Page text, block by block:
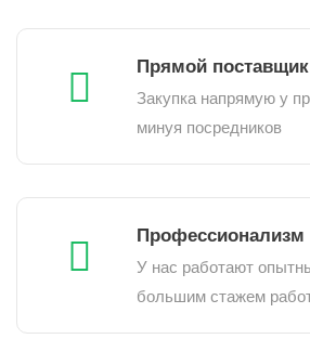
Прямой поставщик
Закупка напрямую у
минуя посредников
Профессионализм
У нас работают
большим стажем